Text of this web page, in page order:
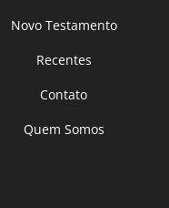
Novo Testamento
Recentes
Contato
Quem Somos